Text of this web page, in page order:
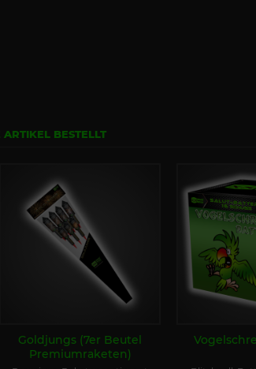
BESTELLT
Goldjungs (7er Beutel
Premiumraketen)